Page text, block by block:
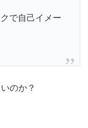
で自己イメー
のか？